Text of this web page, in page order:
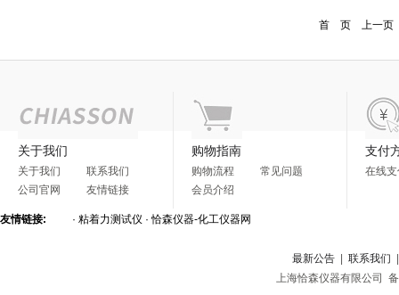
首 页 上一
关于我们
关于我们
联系我们
公司官网
友情链接
购物指南
购物流程
常见问题
会员介绍
支付
在线
友情链接: · 粘着力测试仪 ·恰森仪器-化工仪器网
最新公告 联系我们
上海恰森仪器有限公司